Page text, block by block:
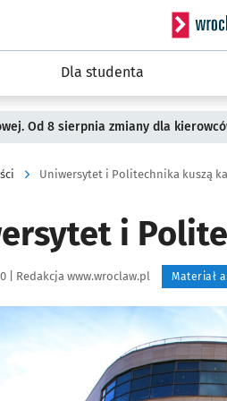
Serwis
Dla studenta
Od 8 sierpnia zmiany dla
Uniwersytet i Politechnika kuszą
i
| Autor:
Redakcja www.wroclaw.pl Materiał